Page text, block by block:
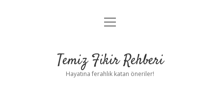
Anasayfa
Yasal Uyarı
menüyü
Temiz Fikir Rehberi
Hayatına ferahlık katan öneriler!